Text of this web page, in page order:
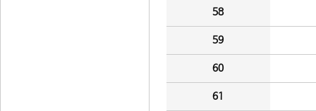
58
59
60
61